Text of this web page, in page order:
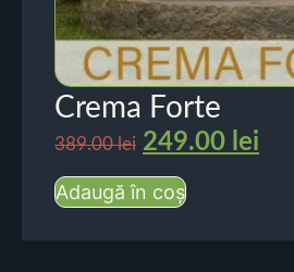
Crema Forte
389.00lei 249.00 lei
Adaugă în coș